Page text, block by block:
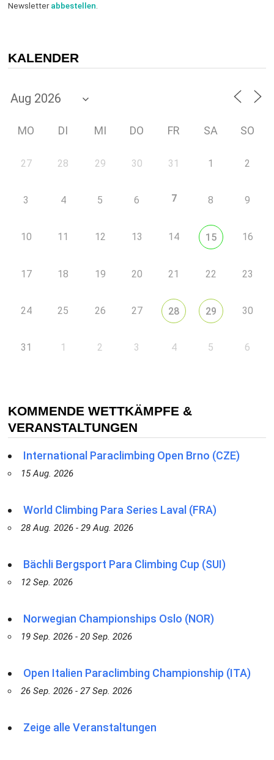
Newsletterabbestellen.
KALENDER
MO DI MI DO FR SA SO
27 28 29 30 31 1 2
3 4 5 6 7 8 9
10 11 12 13 14 15 16
17 18 19 20 21 22 23
24 25 26 27 28 29 30
31 1 2 3 4 5 6
KOMMENDE WETTKÄMPFE &
VERANSTALTUNGEN
International Paraclimbing Open Brno (CZE)
15 Aug. 2026
World Climbing Para Series Laval (FRA)
28 Aug. 2026 - 29 Aug. 2026
Bächli Bergsport Para Climbing Cup (SUI)
12 Sep. 2026
Norwegian Championships Oslo (NOR)
19 Sep. 2026 - 20 Sep. 2026
Open Italien Paraclimbing Championship (ITA)
26 Sep. 2026 - 27 Sep. 2026
Zeige alle Veranstaltungen